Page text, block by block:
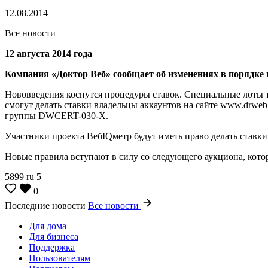
12.08.2014
Все новости
12 августа 2014 года
Компания «Доктор Веб» сообщает об изменениях в порядке
Нововведения коснутся процедуры ставок. Специальные лоты
смогут делать ставки владельцы аккаунтов на сайте
группы DWCERT-030-X.
Участники проекта ВебIQметр будут иметь право делать
Новые правила вступают в силу со следующего аукциона,
5899 ru 5
0
Последние новости Все новости
Для дома
Для бизнеса
Поддержка
Пользователям